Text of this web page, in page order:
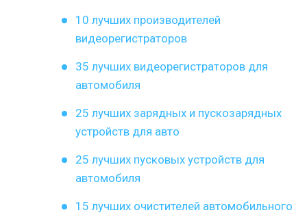
10 лучших производителей
видеорегистраторов
35 лучших видеорегистраторов для
автомобиля
25 лучших зарядных и пускозарядных
устройств для авто
25 лучших пусковых устройств для
автомобиля
15 лучших очистителей автомобильного